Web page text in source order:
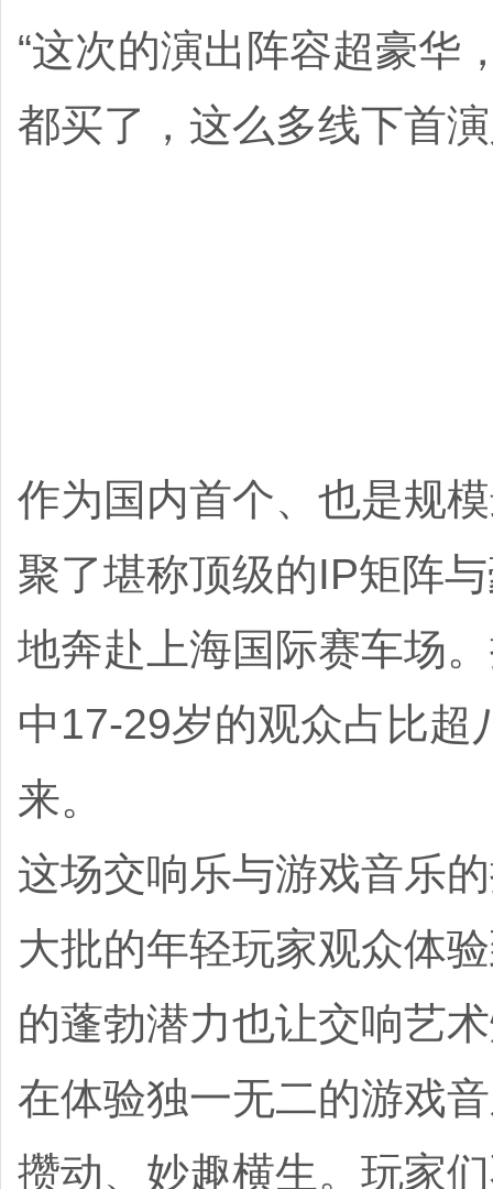
“这次的演出阵容超豪华
都买了，这么多线下首
作为国内首个、也是规
聚了堪称顶级的IP矩阵
地奔赴上海国际赛车场
中17-29岁的观众占比超
来。
这场交响乐与游戏音乐
大批的年轻玩家观众体
的蓬勃潜力也让交响艺
在体验独一无二的游戏
攒动、妙趣横生。玩家